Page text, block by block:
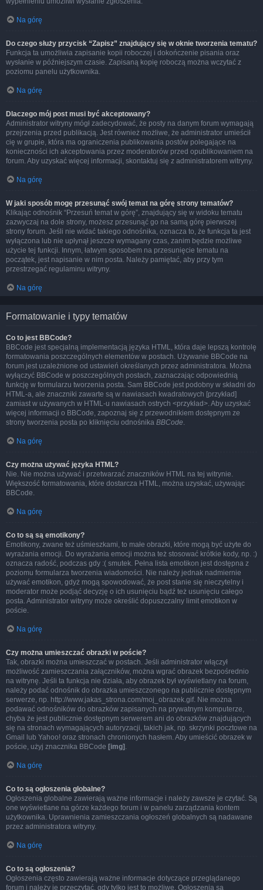
Na górę
Do czego służy przycisk “Zapisz” znajdujący się w oknie tworzenia tematu?
Funkcja ta umożliwia zapisanie kopii roboczej i dokończenie pisania oraz
wysłanie w późniejszym czasie. Zapisaną kopię roboczą można wczytać z
poziomu panelu użytkownika.
Na górę
Dlaczego mój post musi być akceptowany?
Administrator witryny mógł zadecydować, że posty na danym forum wymagają
przejrzenia przed publikacją. Jest również możliwe, że administrator umieścił
cię w grupie, która ma ograniczenia publikowania postów polegające na
konieczności ich akceptowania przez moderatorów przed opublikowaniem na
forum. Aby uzyskać więcej informacji, skontaktuj się z administratorem witryny.
Na górę
W jaki sposób mogę przesunąć swój temat na górę strony tematów?
Klikając odnośnik “Przesuń temat w górę”, znajdujący się w widoku tematu
zazwyczaj na dole strony, możesz przesunąć go na samą górę pierwszej
strony forum. Jeśli nie widać takiego odnośnika, oznacza to, że funkcja ta jest
wyłączona lub nie upłynął jeszcze wymagany czas, zanim będzie możliwe
użycie tej funkcji. Innym, łatwym sposobem na przesunięcie tematu na
początek, jest napisanie w nim posta. Należy pamiętać, aby przy tym
przestrzegać regulaminu witryny.
Na górę
Formatowanie i typy tematów
Co to jest BBCode?
BBCode jest specjalną implementacją języka HTML, która daje lepszą kontrolę
formatowania poszczególnych elementów w postach. Używanie BBCode na
forum jest uzależnione od ustawień określanych przez administratora. Można
wyłączyć BBCode w poszczególnych postach, zaznaczając odpowiednią
funkcję w formularzu tworzenia posta. Sam BBCode jest podobny w składni do
HTML-a, ale znaczniki zawarte są w nawiasach kwadratowych [przykład]
zamiast w używanych w HTML-u nawiasach ostrych <przykład>. Aby uzyskać
więcej informacji o BBCode, zapoznaj się z przewodnikiem dostępnym ze
strony tworzenia posta po kliknięciu odnośnika BBCode.
Na górę
Czy można używać języka HTML?
Nie. Nie można używać i przetwarzać znaczników HTML na tej witrynie.
Większość formatowania, które dostarcza HTML, można uzyskać, używając
BBCode.
Na górę
Co to są są emotikony?
Emotikony, zwane też uśmieszkami, to małe obrazki, które mogą być użyte do
wyrażania emocji. Do wyrażania emocji można też stosować krótkie kody, np. :)
oznacza radość, podczas gdy :( smutek. Pełna lista emotikon jest dostępna z
poziomu formularza tworzenia wiadomości. Nie należy jednak nadmiernie
używać emotikon, gdyż mogą spowodować, że post stanie się nieczytelny i
moderator może podjąć decyzję o ich usunięciu bądź też usunięciu całego
posta. Administrator witryny może określić dopuszczalny limit emotikon w
poście.
Na górę
Czy można umieszczać obrazki w poście?
Tak, obrazki można umieszczać w postach. Jeśli administrator włączył
możliwość zamieszczania załączników, można wgrać obrazek bezpośrednio
na witrynę. Jeśli ta funkcja nie działa, aby obrazek był wyświetlany na forum,
należy podać odnośnik do obrazka umieszczonego na publicznie dostępnym
serwerze, np. http://www.jakas_strona.com/moj_obrazek.gif. Nie można
podawać odnośników do obrazków zapisanych na prywatnym komputerze,
chyba że jest publicznie dostępnym serwerem ani do obrazków znajdujących
się na stronach wymagających autoryzacji, takich jak, np. skrzynki pocztowe na
Gmail lub Yahoo! oraz stronach chronionych hasłem. Aby umieścić obrazek w
poście, użyj znacznika BBCode [img] .
Na górę
Co to są ogłoszenia globalne?
Ogłoszenia globalne zawierają ważne informacje i należy zawsze je czytać. Są
one wyświetlane na górze każdego forum i w panelu zarządzania kontem
użytkownika. Uprawnienia zamieszczania ogłoszeń globalnych są nadawane
przez administratora witryny.
Na górę
Co to są ogłoszenia?
Ogłoszenia często zawierają ważne informacje dotyczące przeglądanego
forum i należy je przeczytać, gdy tylko jest to możliwe. Ogłoszenia są